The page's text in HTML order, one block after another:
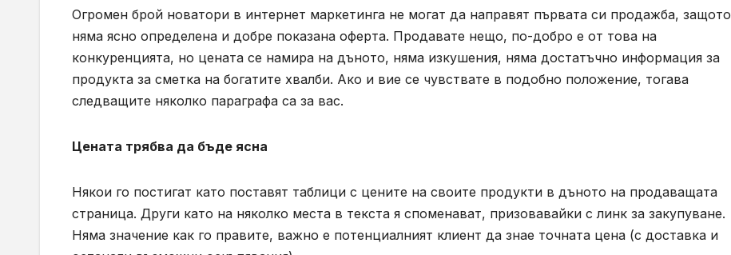
Огромен брой новатори в интернет маркетинга не могат да направят първата си продажба, защото
няма ясно определена и добре показана оферта. Продавате нещо, по-добро е от това на
конкуренцията, но цената се намира на дъното, няма изкушения, няма достатъчно информация за
продукта за сметка на богатите хвалби. Ако и вие се чувствате в подобно положение, тогава
следващите няколко параграфа са за вас.
Цената трябва да бъде ясна
Някои го постигат като поставят таблици с цените на своите продукти в дъното на продаващата
страница. Други като на няколко места в текста я споменават, призовавайки с линк за закупуване.
Няма значение как го правите, важно е потенциалният клиент да знае точната цена (с доставка и